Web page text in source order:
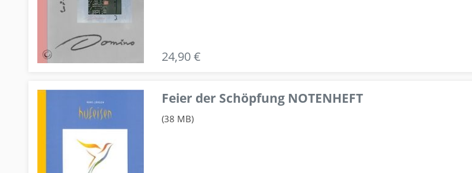
24,90 €
Feier der Schöpfung NOTENHEFT
(38 MB)